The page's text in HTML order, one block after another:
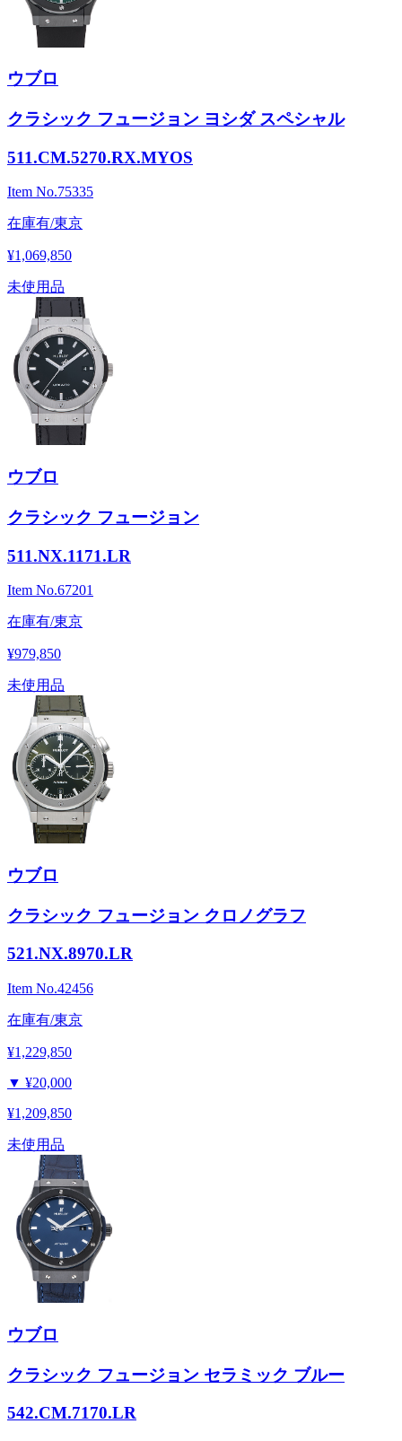
ウブロ
クラシック フュージョン ヨシダ スペシャル
511.CM.5270.RX.MYOS
Item No.75335
在庫有/東京
¥1,069,850
未使用品
ウブロ
クラシック フュージョン
511.NX.1171.LR
Item No.67201
在庫有/東京
¥979,850
未使用品
ウブロ
クラシック フュージョン クロノグラフ
521.NX.8970.LR
Item No.42456
在庫有/東京
¥1,229,850
▼ ¥20,000
¥1,209,850
未使用品
ウブロ
クラシック フュージョン セラミック ブルー
542.CM.7170.LR